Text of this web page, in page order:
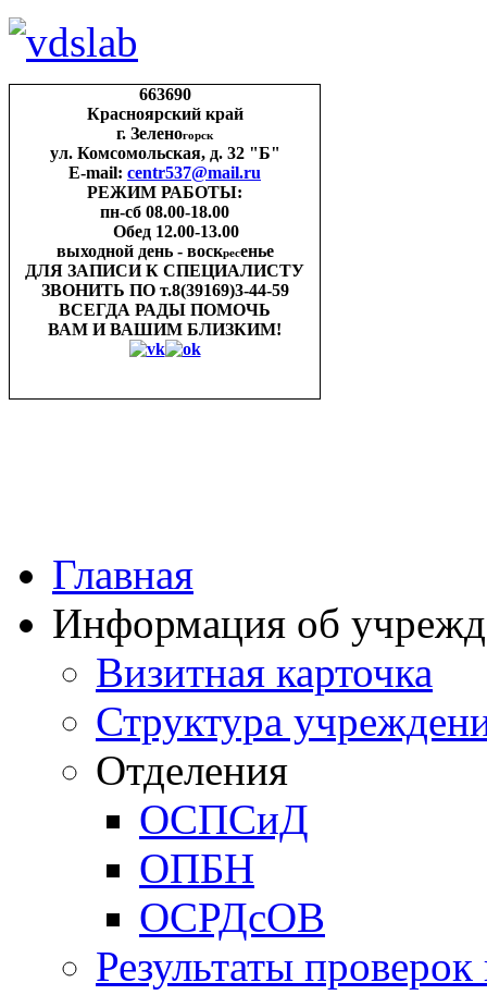
663690
Красноярский край
г. Зеленогорск
ул. Комсомольская, д. 32 "Б"
E-mail: centr537@mail.ru
РЕЖИМ РАБОТЫ:
пн-cб 08.00-18.00
Обед 12.00-13.00
выходной день - воскресенье
ДЛЯ ЗАПИСИК СПЕЦИАЛИСТУ
ЗВОНИТЬ ПО т.8(39169)3-44-59
ВСЕГДА РАДЫ ПОМОЧЬ
ВАМ И ВАШИМ БЛИЗКИМ!
Главная
Информация об
Визитная карточка
Структура
Отделения
ОСПСиД
ОПБН
ОСРДсОВ
Результаты